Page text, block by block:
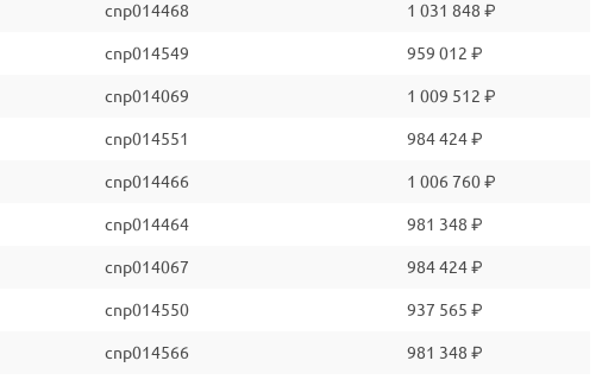
cnp014468 1 031 848 ₽
cnp014549 959 012 ₽
cnp014069 1 009 512 ₽
cnp014551 984 424 ₽
cnp014466 1 006 760 ₽
cnp014464 981 348 ₽
cnp014067 984 424 ₽
cnp014550 937 565 ₽
cnp014566 981 348 ₽